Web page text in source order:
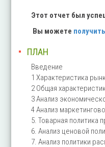
Этот отчет был
Вы можете получить
ПЛАН
Введение
1 Характеристика
2 Общая
3 Анализ
4 Анализ
5. Товарная политика
6. Анализ ценовой
7. Анализ политики